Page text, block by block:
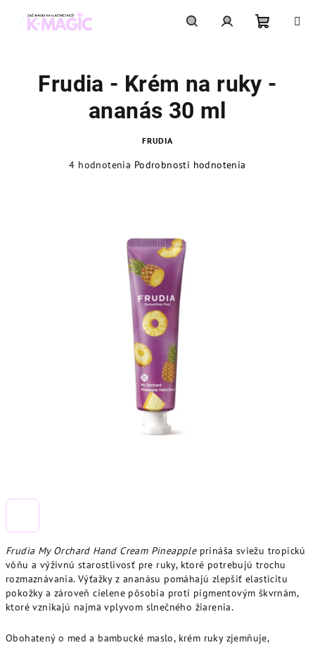
košík
Frudia My Orchard Hand Cream Pineappleprináša sviežu tropickú
vôňu a výživnú starostlivosť pre ruky, ktoré potrebujú trochu
rozmaznávania. Výťažky z ananásu pomáhajú zlepšiť elasticitu
pokožky a zároveň cielene pôsobia proti pigmentovým škvrnám,
ktoré vznikajú najmä vplyvom slnečného žiarenia.
Obohatený o med a bambucké maslo, krém ruky zjemňuje,
Frudia - Krém na ruky -
ananás 30 ml
FRUDIA
4 hodnotenia Podrobnosti hodnotenia